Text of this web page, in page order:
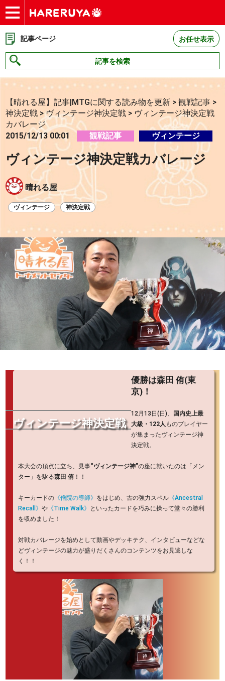
ショップ
買取
記事
デッキ検索
デッキ構築
選手一覧
店舗一覧
イベント
お問い合わせ
記事ページ お任せ表示
記事を検索
【晴れる屋】記事|MTGに関する読み物を更新 >観戦記事 >
神決定戦 >ヴィンテージ神決定戦 > ヴィンテージ神決定戦
カバレージ
2015/12/13 00:01
観戦記事 ヴィンテージ
ヴィンテージ神決定戦カバレージ
晴れる屋
ヴィンテージ 神決定戦
ヴィンテージ神決定戦
優勝は森田 侑(東
京)！
12月13日(日)、 国内史上最
大級・122人 ものプレイヤー
が集まったヴィンテージ神
決定戦。
本大会の頂点に立ち、見事“ヴィンテージ神”の座に就いたのは「メン
ター」を駆る森田 侑 ！！
キーカードの 《僧院の導師》 をはじめ、古の強力スペル 《Ancestral
Recall》や 《Time Walk》 といったカードを巧みに操って堂々の勝利
を収めました！
対戦カバレージを始めとして動画やデッキテク、インタビューなどな
どヴィンテージの魅力が盛りだくさんのコンテンツをお見逃しな
く！！